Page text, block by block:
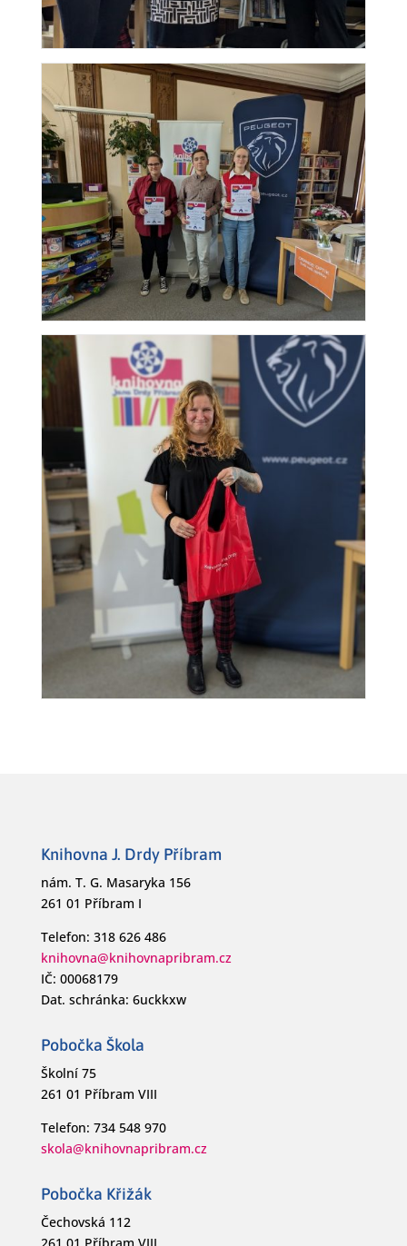
Knihovna J. Drdy Příbram
nám. T. G. Masaryka 156
261 01 Příbram I
Telefon: 318 626 486
knihovna@knihovnapribram.cz
IČ: 00068179
Dat. schránka: 6uckkxw
Pobočka Škola
Školní 75
261 01 Příbram VIII
Telefon: 734 548 970
skola@knihovnapribram.cz
Pobočka Křižák
Čechovská 112